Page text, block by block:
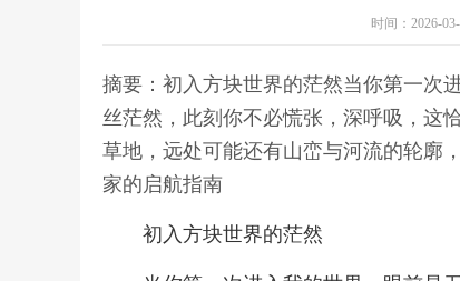
时间：2026-
摘要：初入方块世界的茫然当你第一次
丝茫然，此刻你不必慌张，深呼吸，这
草地，远处可能还有山峦与河流的轮廓
家的启航指南
初入方块世界的茫然